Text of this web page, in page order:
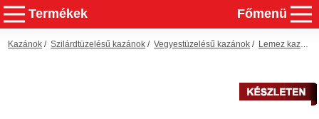
Termékek Főmenü
Kazánok /Szilárdtüzelésű kazánok /Vegyestüzelésű kazánok / Lemez kazánok